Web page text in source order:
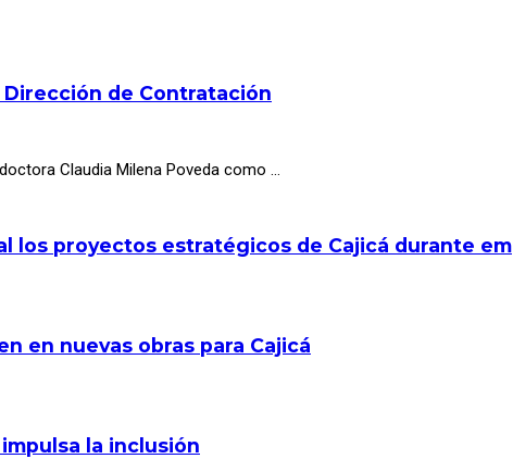
de Contratación
Claudia Milena Poveda como …
los proyectos estratégicos de Cajicá durante
en nuevas obras para Cajicá
la inclusión